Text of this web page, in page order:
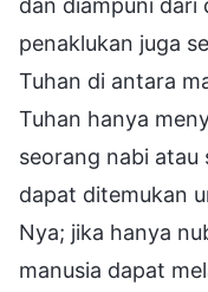
penaklukan juga
Tuhan di antara
Tuhan hanya
seorang nabi atau
dapat ditemukan
Nya; jika hanya
manusia dapat